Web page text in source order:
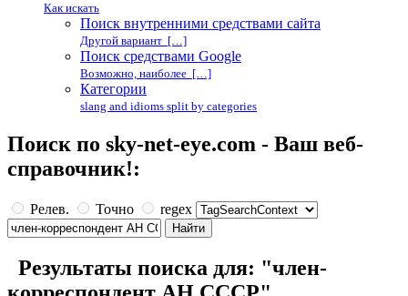
Как искать
Поиск внутренними средствами сайта
Другой вариант […]
Поиск средствами Google
Возможно, наиболее […]
Категории
slang and idioms split by categories
Поиск по sky-net-eye.com - Ваш веб-
справочник!:
Релев. Точно regex
Результаты поиска для: "член-